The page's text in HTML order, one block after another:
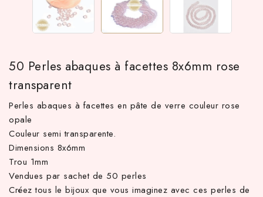
d'achat hors frais de port en France métropolitaine ! À
50 Perles abaques à facettes 8x6mm rose
transparent
Perles abaques à facettes en pâte de verre couleur rose
opale
Couleur semi transparente.
Dimensions 8x6mm
Trou 1mm
Vendues par sachet de 50 perles
Créez tous le bijoux que vous imaginez avec ces perles de